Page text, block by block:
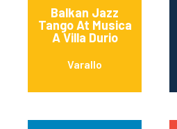
Balkan Jazz
Tango At Musica
A Villa Durio
Varallo